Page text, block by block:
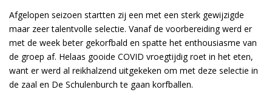
Afgelopen seizoen startten zij een met een sterk gewijzigde
maar zeer talentvolle selectie. Vanaf de voorbereiding werd er
met de week beter gekorfbald en spatte het enthousiasme van
de groep af. Helaas gooide COVID vroegtijdig roet in het eten,
want er werd al reikhalzend uitgekeken om met deze selectie in
de zaal en De Schulenburch te gaan korfballen.